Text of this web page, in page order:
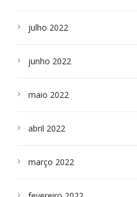
julho 2022
junho 2022
maio 2022
abril 2022
março 2022